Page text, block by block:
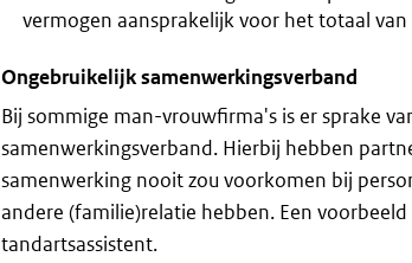
vermogen aansprakelijk voor het totaal
Ongebruikelijk samenwerkingsverband
Bij sommige man-vrouwfirma's is er sprake
samenwerkingsverband. Hierbij hebben
samenwerking nooit zou voorkomen bij
andere (familie)relatie hebben. Een
tandartsassistent.